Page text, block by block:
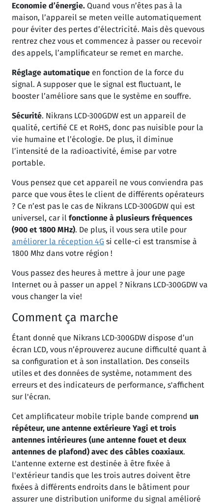
Economie d’énergie. Quand vous n’êtes pas à la
maison, l’appareil se meten veille automatiquement
pour éviter des pertes d’électricité. Mais dès quevous
rentrez chez vous et commencez à passer ou recevoir
des appels, l’amplificateur se remet en marche.
Réglage automatique en fonction de la force du
signal. A supposer que le signal est fluctuant, le
booster l’améliore sans que le système en souffre.
Sécurité. Nikrans LCD-300GDW est un appareil de
qualité, certifié CE et RoHS, donc pas nuisible pour la
vie humaine et l’écologie. De plus, il diminue
l’intensité de la radioactivité, émise par votre
portable.
Vous pensez que cet appareil ne vous conviendra pas
parce que vous êtes le client de différents opérateurs
? Ce n’est pas le cas de Nikrans LCD-300GDW qui est
universel, car il fonctionne à plusieurs fréquences
(900 et 1800 MHz). De plus, il vous sera utile pour
améliorer la réception 4G si celle-ci est transmise à
1800 Mhz dans votre région !
Vous passez des heures à mettre à jour une page
Internet ou à passer un appel ? Nikrans LCD-300GDW va
vous changer la vie!
Comment ça marche
Étant donné que Nikrans LCD-300GDW dispose d’un
écran LCD, vous n’éprouverez aucune difficulté quant à
sa configuration et à son installation. Des conseils
utiles et des données de système, notamment des
erreurs et des indicateurs de performance, s'affichent
sur l'écran.
Cet amplificateur mobile triple bande comprend un
répéteur, une antenne extérieure Yagi et trois
antennes intérieures (une antenne fouet et deux
antennes de plafond) avec des câbles coaxiaux.
L'antenne externe est destinée à être fixée à
l'extérieur tandis que les trois autres doivent être
fixées à différents endroits dans le bâtiment pour
assurer une distribution uniforme du signal amélioré